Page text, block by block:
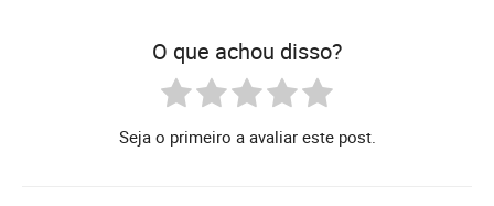
O que achou disso?
Seja o primeiro a avaliar este post.